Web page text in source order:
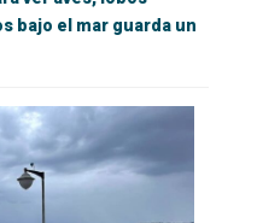
bajo el mar guarda un